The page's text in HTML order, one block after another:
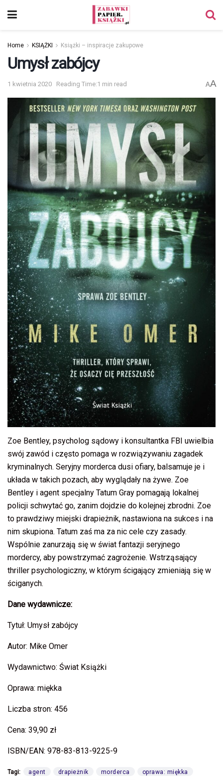
Home KSIĄŻKI Książki – inspiracje zakupowe
Umysł zabójcy
1 kwietnia 2020 Reading Time:1 min read AA
Zoe Bentley, psycholog sądowy i konsultantka FBI uwielbia
swój zawód i często pomaga w rozwiązywaniu zagadek
kryminalnych. Seryjny morderca dusi ofiary, balsamuje je i
układa w takich pozach, aby wyglądały na żywe. Zoe
Bentley i agent specjalny Tatum Gray pomagają lokalnej
policji schwytać go, zanim dojdzie do kolejnej zbrodni. Zoe
to prawdziwy miejski drapieżnik, nastawiona na sukces i na
nim skupiona. Tatum zaś ma za nic cele czy zasady.
Wspólnie zanurzają się w świat fantazji seryjnego
mordercy, aby powstrzymać zagrożenie. Wstrząsający
thriller psychologiczny, w którym ścigający zmieniają się w
ściganych.
Dane wydawnicze:
Tytuł: Umysł zabójcy
Autor: Mike Omer
Wydawnictwo: Świat Książki
Oprawa: miękka
Liczba stron: 456
Cena: 39,90 zł
ISBN/EAN: 978-83-813-9225-9
Tagi: agent drapieżnik morderca
oprawa: miękka